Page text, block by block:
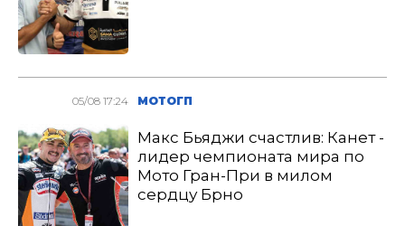
05/08 17:24 МОТОГП
Макс Бьяджи счастлив: Канет -
лидер чемпионата мира по
Мото Гран-При в милом
сердцу Брно